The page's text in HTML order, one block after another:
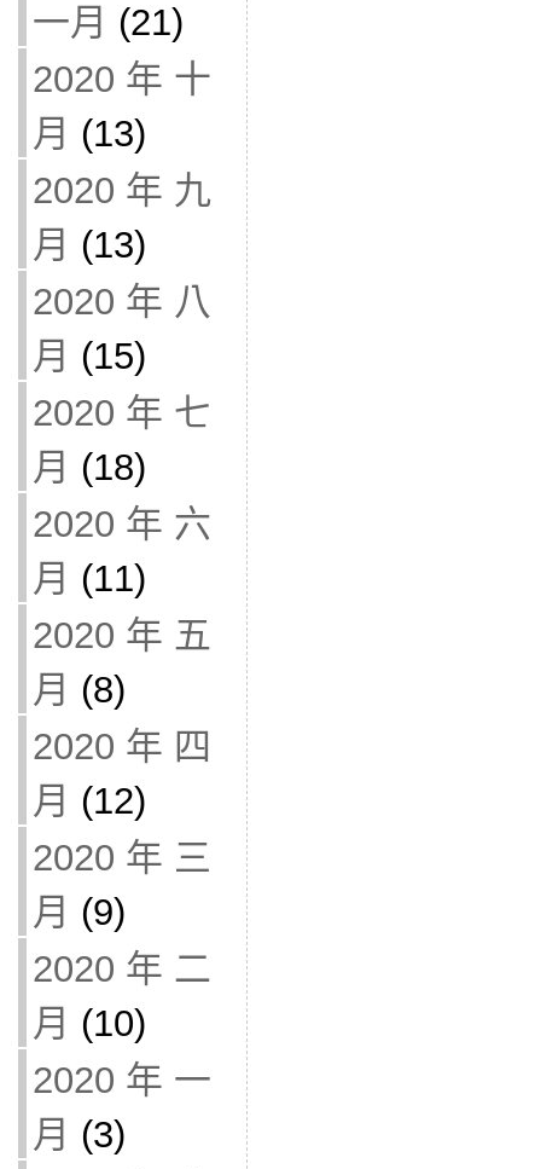
一月 (21)
2020 年 十
月 (13)
2020 年 九
月 (13)
2020 年 八
月 (15)
2020 年 七
月 (18)
2020 年 六
月 (11)
2020 年 五
月 (8)
2020 年 四
月 (12)
2020 年 三
月 (9)
2020 年 二
月 (10)
2020 年 一
月 (3)